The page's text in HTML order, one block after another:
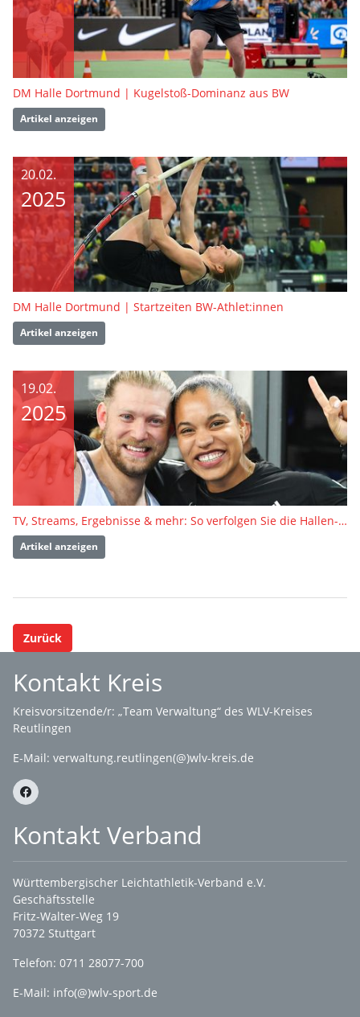
DM Halle Dortmund | Kugelstoß-Dominanz aus BW
Artikel anzeigen
20.02.
2025
DM Halle Dortmund | Startzeiten BW-Athlet:innen
Artikel anzeigen
19.02.
2025
TV, Streams, Ergebnisse & mehr: So verfolgen Sie die Hallen-DM in Dortmund live
Artikel anzeigen
Zurück
Kontakt Kreis
Kreisvorsitzende/r: „Team Verwaltung“ des WLV-Kreises
Reutlingen
E-Mail: verwaltung.reutlingen(@)wlv-kreis.de
Kontakt Verband
Württembergischer Leichtathletik-Verband e.V.
Geschäftsstelle
Fritz-Walter-Weg 19
70372 Stuttgart
Telefon: 0711 28077-700
E-Mail: info(@)wlv-sport.de